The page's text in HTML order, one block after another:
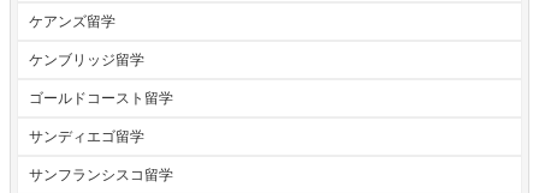
ケアンズ留学
ケンブリッジ留学
ゴールドコースト留学
サンディエゴ留学
サンフランシスコ留学